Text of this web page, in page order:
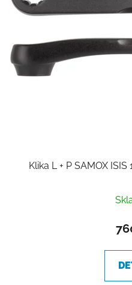
Klika L + P SAMOX